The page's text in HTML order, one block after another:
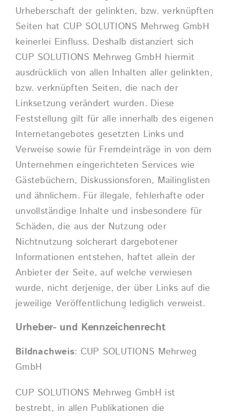
Urheberschaft der gelinkten, bzw. verknüpften
Seiten hat CUP SOLUTIONS Mehrweg GmbH
keinerlei Einfluss. Deshalb distanziert sich
CUP SOLUTIONS Mehrweg GmbH hiermit
ausdrücklich von allen Inhalten aller gelinkten,
bzw. verknüpften Seiten, die nach der
Linksetzung verändert wurden. Diese
Feststellung gilt für alle innerhalb des eigenen
Internetangebotes gesetzten Links und
Verweise sowie für Fremdeinträge in von dem
Unternehmen eingerichteten Services wie
Gästebüchern, Diskussionsforen, Mailinglisten
und ähnlichem. Für illegale, fehlerhafte oder
unvollständige Inhalte und insbesondere für
Schäden, die aus der Nutzung oder
Nichtnutzung solcherart dargebotener
Informationen entstehen, haftet allein der
Anbieter der Seite, auf welche verwiesen
wurde, nicht derjenige, der über Links auf die
jeweilige Veröffentlichung lediglich verweist.
Urheber- und Kennzeichenrecht
Bildnachweis: CUP SOLUTIONS Mehrweg
GmbH
CUP SOLUTIONS Mehrweg GmbH ist
bestrebt, in allen Publikationen die